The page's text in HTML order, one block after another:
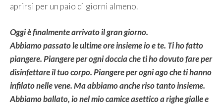
aprirsi per un paio di giorni almeno.
Oggi è finalmente arrivato il gran giorno.
Abbiamo passato le ultime ore insieme io e te. Ti ho fatto
piangere. Piangere per ogni doccia che ti ho dovuto fare per
disinfettare il tuo corpo. Piangere per ogni ago che ti hanno
infilato nelle vene. Ma abbiamo anche riso tanto insieme.
Abbiamo ballato, io nel mio camice asettico a righe gialle e